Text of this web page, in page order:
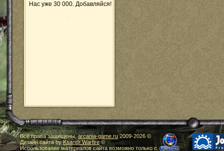
Нас уже 30 000. Добавляйся!
Все права защищены,arcania-game.ru2009-2026 ©
Дизайн сайта byKsandr Warfire©
Использование материалов сайта возможно только с